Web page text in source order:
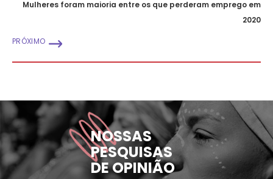
Mulheres foram maioria entre os que perderam emprego em
2020
PRÓXIMO
NOSSAS
PESQUISAS
DE OPINIÃO